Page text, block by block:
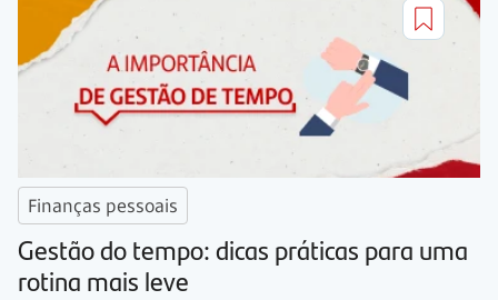
Finanças pessoais
Gestão do tempo: dicas práticas para uma
rotina mais leve